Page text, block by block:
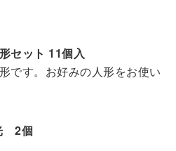
セット 11個入
です。お好みの人形をお使い
2個